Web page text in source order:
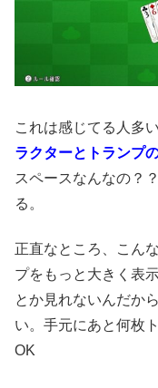
これは感じてる人多
ラクターとトランプ
スペースなんなの？
る。
正直なところ、こん
プをもっと大きく表
とか見れないんだか
い。手元にあと何枚
OK